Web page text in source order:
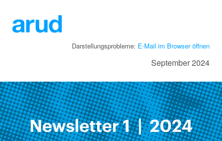
Darstellungsprobleme: E-Mail im Browser öffnen
September 2024